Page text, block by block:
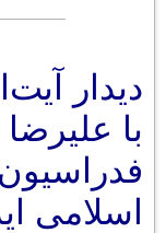
دیدار
با
اسلامی